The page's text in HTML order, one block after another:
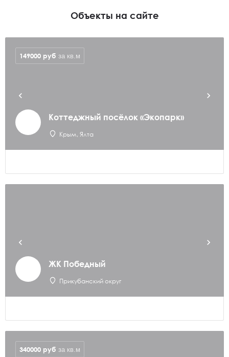
Объекты на сайте
Коттеджный посёлок «Экопарк»
Крым, Ялта
149000 руб за кв.м
ЖК Победный
Прикубанский округ
340000 руб за кв.м